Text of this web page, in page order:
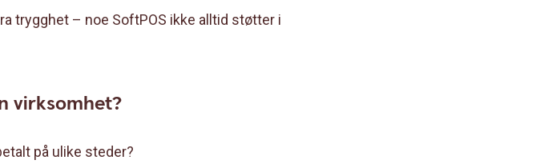
trygghet – noe SoftPOS ikke alltid støtter i
virksomhet?
på ulike steder?